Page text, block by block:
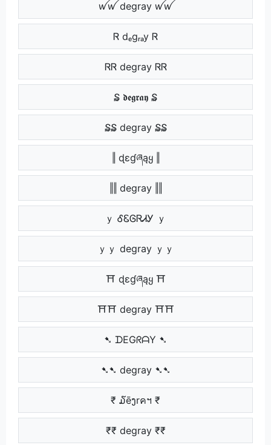
ꪝꪝ degray ꪝꪝ
Ꮢ dₑgᵣₐy Ꮢ
ᏒᏒ degray ᏒᏒ
₷ 𝖉𝖊𝖌𝖗𝖆𝖞 ₷
₷₷ degray ₷₷
‖ ɖɛɠཞąყ ‖
‖‖ degray ‖‖
ｙ ᎴᏋᎶᏒᏗᎩ ｙ
ｙｙ degray ｙｙ
⛩ ɖɛɠཞąყ ⛩
⛩⛩ degray ⛩⛩
➷ ᗪEGᖇᗩY ➷
➷➷ degray ➷➷
₹ ໓ēງrคฯ ₹
₹₹ degray ₹₹